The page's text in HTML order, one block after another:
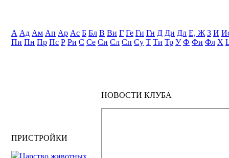
А Ад Ам Ап Ар Ас Б Бл В Ви Г Ге Ги Гн Д Ди Дл Е, Ж З И
Пи Пн Пр Пс Р Ри С Се Си Сл Сп Су Т Ти Тр У Ф Фи Фл Х
ПРИСТРОЙКИ
Царство животных
НОВОСТИ КЛУБА